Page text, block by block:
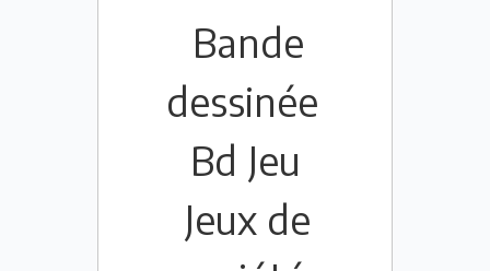
Bande
dessinée
Bd Jeu
Jeux de